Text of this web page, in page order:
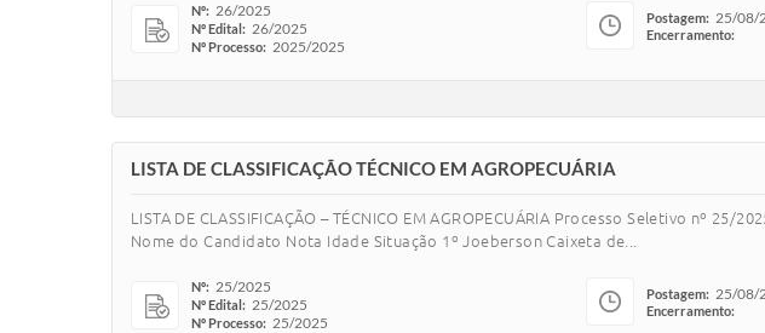
Nº: 26/2025
Nº Edital: 26/2025
Nº Processo: 2025/2025
Postagem: 25/08/
Encerramento:
LISTA DE CLASSIFICAÇÃO TÉCNICO EM AGROPECUÁRIA
LISTA DE CLASSIFICAÇÃO – TÉCNICO EM AGROPECUÁRIA Processo Seletivo nº
Nome do Candidato Nota Idade Situação 1º Joeberson Caixeta de...
Nº: 25/2025
Nº Edital: 25/2025
Nº Processo: 25/2025
Postagem: 25/08/
Encerramento: